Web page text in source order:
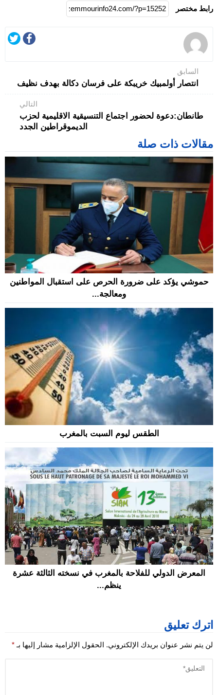
رابط مختصر
السابق
انتصار أولمبيك خريبكة على فرسان دكالة بهدف نظيف
التالي
طانطان:دعوة لحضور اجتماع التنسيقية الاقليمية لحزب
الديموقراطين الجدد‎
مقالات ذات صلة
حموشي يؤكد على ضرورة الحرص على استقبال المواطنين
ومعالجة...
الطقس ليوم السبت بالمغرب
المعرض الدولي للفلاحة بالمغرب في نسخته الثالثة عشرة
ينظم...
اترك تعليق
لن يتم نشر عنوان بريدك الإلكتروني. الحقول الإلزامية مشار إليها بـ *